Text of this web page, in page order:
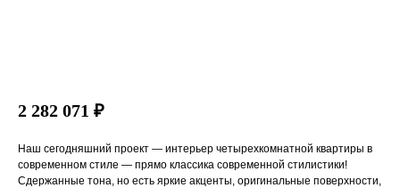
2 282 071 ₽
Наш сегодняшний проект — интерьер четырехкомнатной квартиры в
современном стиле — прямо классика современной стилистики!
Сдержанные тона, но есть яркие акценты, оригинальные поверхности,